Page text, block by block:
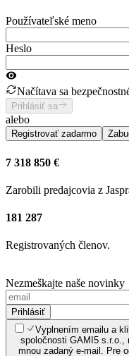
Používateľské meno
Heslo
Načítava sa
Prihlásiť sa
alebo
Registrovať zadarmo
7 318 850 €
Zarobili predajcovia z
181 287
Registrovaných členov.
Nezmeškajte naše novinky
Prihlásiť
Vyplnením emailu a
spoločnosti GAMI5 s.r.o.,
mnou zadaný e-mail. Pre